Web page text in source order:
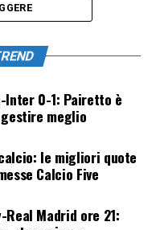
Inter 0-1: Pairetto è
meglio
le migliori quote
Calcio Five
Madrid ore 21: